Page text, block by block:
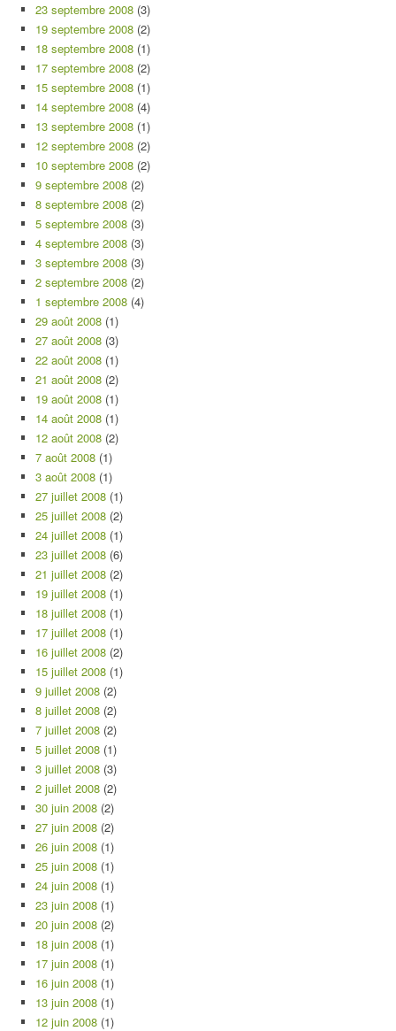
23 septembre 2008 (3)
19 septembre 2008 (2)
18 septembre 2008 (1)
17 septembre 2008 (2)
15 septembre 2008 (1)
14 septembre 2008 (4)
13 septembre 2008 (1)
12 septembre 2008 (2)
10 septembre 2008 (2)
9 septembre 2008 (2)
8 septembre 2008 (2)
5 septembre 2008 (3)
4 septembre 2008 (3)
3 septembre 2008 (3)
2 septembre 2008 (2)
1 septembre 2008 (4)
29 août 2008 (1)
27 août 2008 (3)
22 août 2008 (1)
21 août 2008 (2)
19 août 2008 (1)
14 août 2008 (1)
12 août 2008 (2)
7 août 2008 (1)
3 août 2008 (1)
27 juillet 2008 (1)
25 juillet 2008 (2)
24 juillet 2008 (1)
23 juillet 2008 (6)
21 juillet 2008 (2)
19 juillet 2008 (1)
18 juillet 2008 (1)
17 juillet 2008 (1)
16 juillet 2008 (2)
15 juillet 2008 (1)
9 juillet 2008 (2)
8 juillet 2008 (2)
7 juillet 2008 (2)
5 juillet 2008 (1)
3 juillet 2008 (3)
2 juillet 2008 (2)
30 juin 2008 (2)
27 juin 2008 (2)
26 juin 2008 (1)
25 juin 2008 (1)
24 juin 2008 (1)
23 juin 2008 (1)
20 juin 2008 (2)
18 juin 2008 (1)
17 juin 2008 (1)
16 juin 2008 (1)
13 juin 2008 (1)
12 juin 2008 (1)